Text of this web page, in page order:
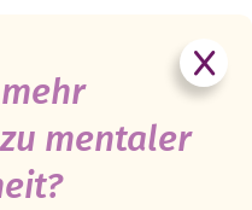
mentaler